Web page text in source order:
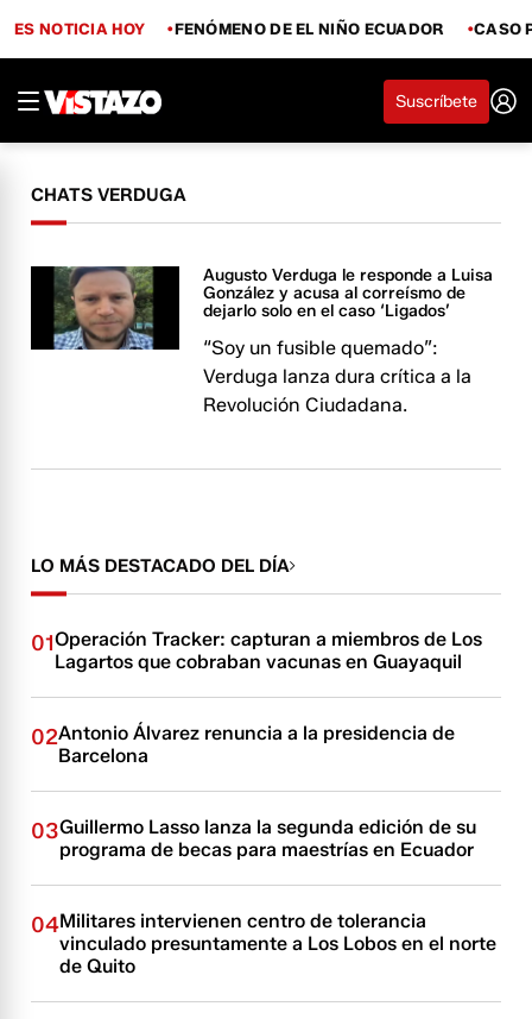
ES NOTICIA HOY FENÓMENO DE EL NIÑO ECUADOR CASO
Suscríbete
CHATS VERDUGA
Augusto Verduga le responde a Luisa
González y acusa al correísmo de
dejarlo solo en el caso ‘Ligados’
“Soy un fusible quemado”:
Verduga lanza dura crítica a la
Revolución Ciudadana.
LO MÁS DESTACADO DEL DÍA
01Operación Tracker: capturan a miembros de Los
Lagartos que cobraban vacunas en Guayaquil
02Antonio Álvarez renuncia a la presidencia de
Barcelona
03Guillermo Lasso lanza la segunda edición de su
programa de becas para maestrías en Ecuador
04Militares intervienen centro de tolerancia
vinculado presuntamente a Los Lobos en el norte
de Quito